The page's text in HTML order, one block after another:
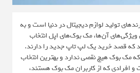
تولید لوازم دیجیتال در دنیا است و به
آن‌ها، مک بوک‌های اپل انتخاب
که قصد خرید یک لپ تاپ جدید را دارند.
که مک بوک هیچ نقصی ندارد و بهترین انتخاب
افرادی که از کاربران مک بوک هستند،